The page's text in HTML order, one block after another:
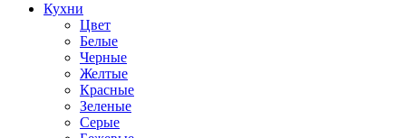
Кухни
Цвет
Белые
Черные
Желтые
Красные
Зеленые
Серые